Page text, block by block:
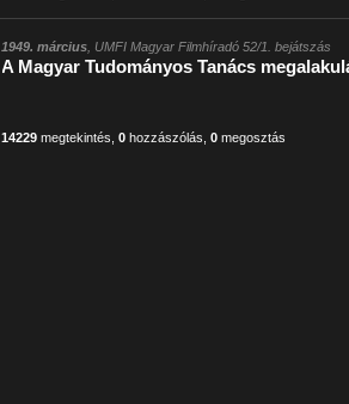
1949. március , UMFI Magyar Filmhíradó 52/1. bejátszás
A Magyar Tudományos Tanács
14229 megtekintés ,0 hozzászólás ,0 megosztás